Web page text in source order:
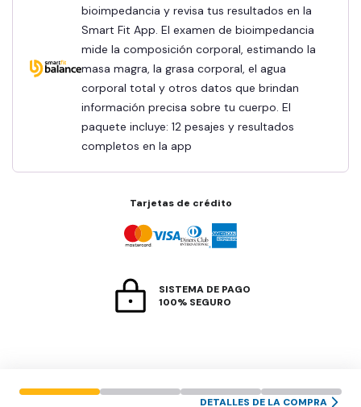
bioimpedancia y revisa tus resultados en la
Smart Fit App. El examen de bioimpedancia
mide la composición corporal, estimando la
masa magra, la grasa corporal, el agua
corporal total y otros datos que brindan
información precisa sobre tu cuerpo. El
paquete incluye: 12 pesajes y resultados
completos en la app
DETALLES DE LA COMPRA
Tarjetas de crédito
SISTEMA DE PAGO
100% SEGURO